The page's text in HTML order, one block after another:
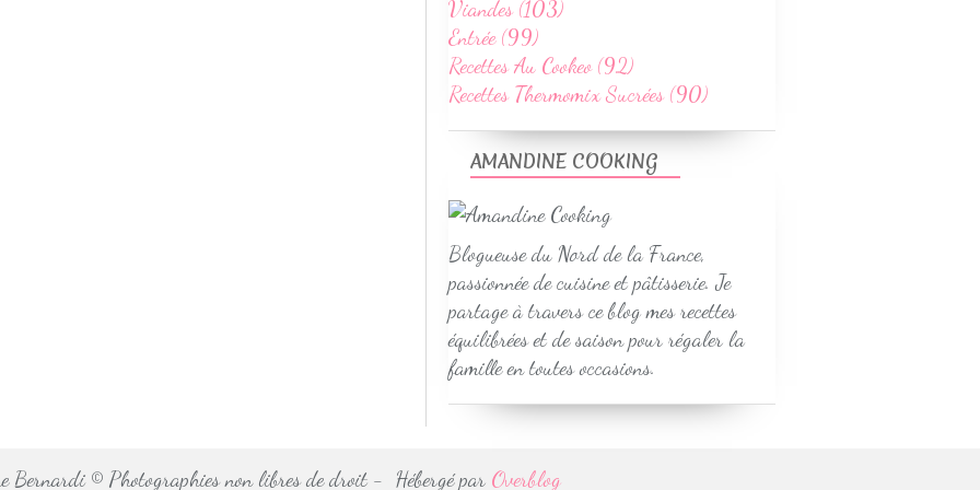
AMANDINE COOKING
Blogueuse du Nord de la France,
passionnée de cuisine et pâtisserie. Je
partage à travers ce blog mes recettes
équilibrées et de saison pour régaler la
famille en toutes occasions.
Viandes (103)
Entrée (99)
Recettes Au Cookeo (92)
Recettes Thermomix Sucrées (90)
Bernardi © Photographies non libres de droit - Hébergé par Overblog